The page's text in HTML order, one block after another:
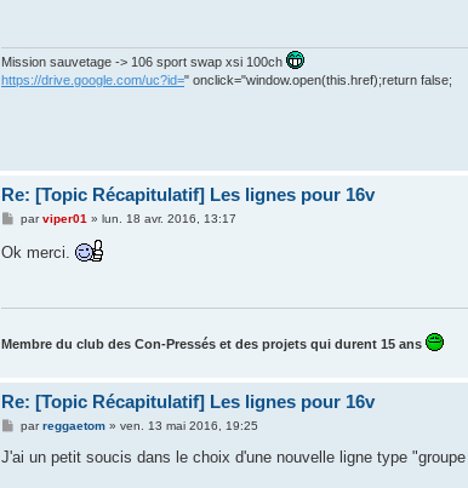
Mission sauvetage -> 106 sport swap xsi 100ch
https://drive.google.com/uc?id=" onclick="window.open(this.href);return false;
Re: [Topic Récapitulatif] Les lignes pour 16v
M
s
s
parviper01 » lun. 18 avr. 2016, 13:17
Ok merci.
Membre du club des Con-Pressés et des projets qui durent 15 ans
Re: [Topic Récapitulatif] Les lignes pour 16v
M
s
parreggaetom» ven. 13 mai 2016, 19:25
J'ai un petit soucis dans le choix d'une nouvelle ligne type "groupe